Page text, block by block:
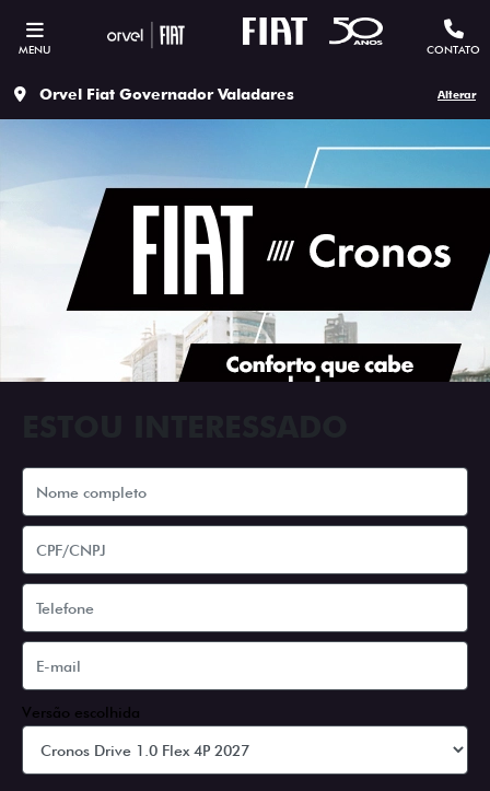
MENU CONTATO
Orvel Fiat Governador Valadares Alterar
Versão escolhida